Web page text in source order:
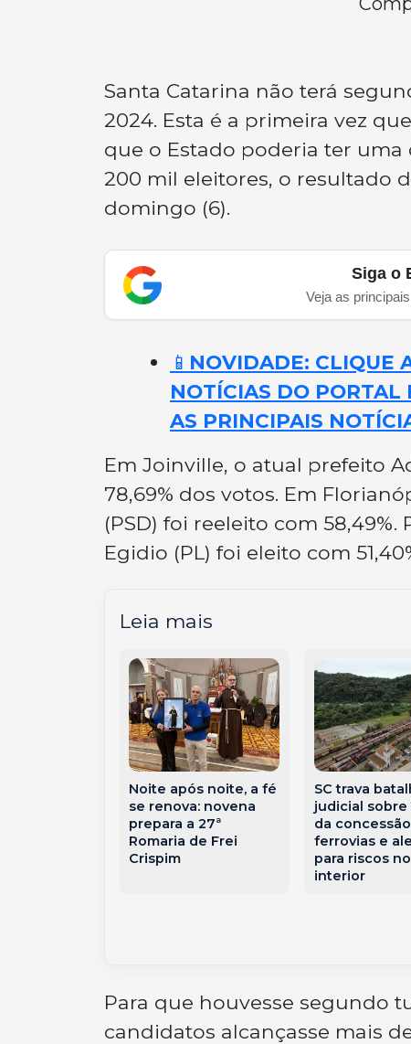
Santa Catarina não terá
2024. Esta é a primeira vez
que o Estado poderia ter
200 mil eleitores, o resultado
domingo (6).
Siga o
Veja as
📱 NOVIDADE: CLIQUE
NOTÍCIAS DO
AS PRINCIPAIS
Em Joinville, o atual prefeito
78,69% dos votos. Em
(PSD) foi reeleito com
Egidio (PL) foi eleito com
Leia mais
Noite após noite, a fé
se renova: novena
prepara a 27ª
Romaria de Frei
Crispim
SC trava
judicial
da
ferrovias e
para riscos no
interior
Para que houvesse segundo
candidatos alcançasse mais